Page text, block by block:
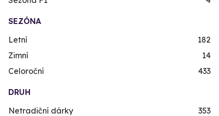
SEZÓNA
Letní
182
Zimní
14
Celoroční
433
DRUH
Netradiční dárky
353